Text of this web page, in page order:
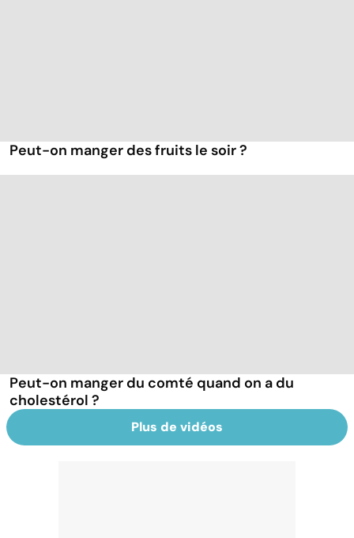
Peut-on manger des fruits le soir ?
Peut-on manger du comté quand on a du
cholestérol ?
Plus de vidéos